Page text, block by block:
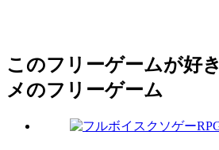
このフリーゲームが好
メのフリーゲーム